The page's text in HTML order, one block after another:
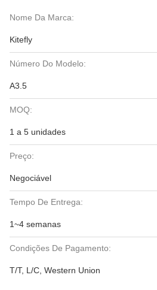
Nome Da Marca:
Kitefly
Número Do Modelo:
A3.5
MOQ:
1 a 5 unidades
Preço:
Negociável
Tempo De Entrega:
1~4 semanas
Condições De Pagamento:
T/T, L/C, Western Union